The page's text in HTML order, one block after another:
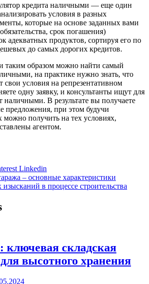
кредита наличными — еще один
условия в разных
которые на основе заданных вами
срок погашения)
адекватных продуктов, сортируя его по
до самых дорогих кредитов.
таким образом можно найти самый
на практике нужно знать, что
свои условия на репрезентативном
одну заявку, и консультанты ищут для
наличными. В результате вы получаете
предложения, при этом будучи
получить на тех условиях,
агентом.
Linkedin
– основные характеристики
изысканий в процессе строительства
ключевая складская
высотного хранения